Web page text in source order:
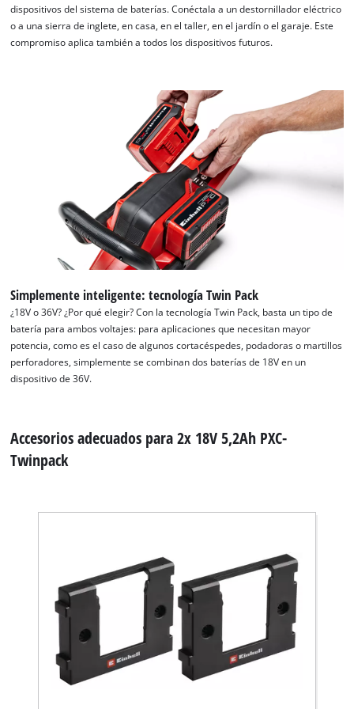
¡Necesitamos su consentimiento para
cargar el servicio Google Maps!
dispositivos del sistema de baterías. Conéctala a un destornillador eléctrico
o a una sierra de inglete, en casa, en el taller, en el jardín o el garaje. Este
compromiso aplica también a todos los dispositivos futuros.
Simplemente inteligente: tecnología Twin Pack
¿18V o 36V? ¿Por qué elegir? Con la tecnología Twin Pack, basta un tipo de
batería para ambos voltajes: para aplicaciones que necesitan mayor
potencia, como es el caso de algunos cortacéspedes, podadoras o martillos
perforadores, simplemente se combinan dos baterías de 18V en un
dispositivo de 36V.
Accesorios adecuados para 2x 18V 5,2Ah PXC-
Twinpack